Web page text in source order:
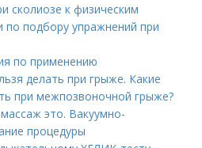
сколиозе к физическим
по подбору упражнений при
по применению
делать при грыже. Какие
при межпозвоночной грыже?
это. Вакуумно-
процедуры